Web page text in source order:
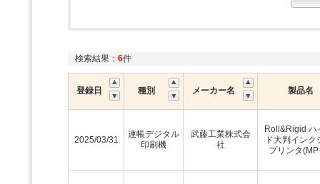
検索結果： 6件
登録日 種別 メーカー名 製品名
2025/03/31
連帳デジタル
印刷機
武藤工業株式会
社
Roll&Rigid ハ
ド大判インク
プリンタ